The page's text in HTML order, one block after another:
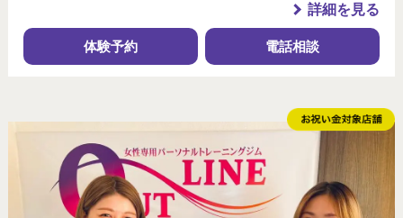
詳細を見る
体験予約 電話相談